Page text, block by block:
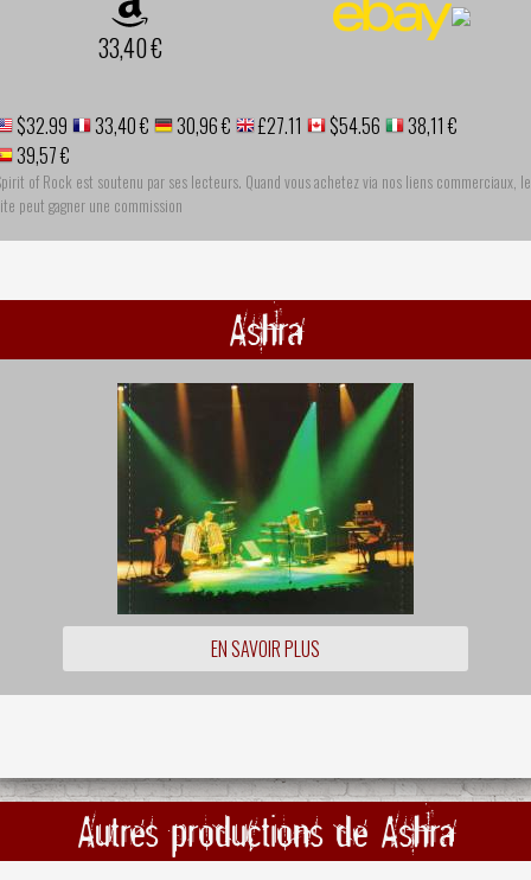
33,40 €
$32.99 33,40 € 30,96 € £27.11 $54.56
38,11 €
39,57 €
of Rock est soutenu par ses lecteurs. Quand vous achetez via nos liens commerciaux, le
peut gagner une commission
Ashra
EN SAVOIR PLUS
Autres productions de Ashra